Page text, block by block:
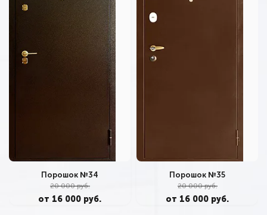
Порошок №34
20 000 руб.
от 16 000 руб.
Порошок №35
20 000 руб.
от 16 000 руб.